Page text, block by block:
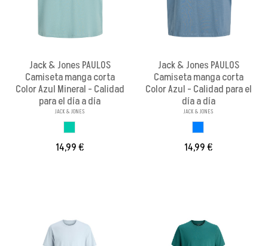
Jack & Jones PAULOS
Camiseta manga corta
Color Azul Mineral - Calidad
para el día a día
JACK & JONES
14,99 €
Jack & Jones PAULOS
Camiseta manga corta
Color Azul - Calidad para el
día a día
JACK & JONES
14,99 €